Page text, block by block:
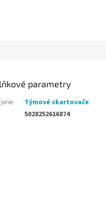
parametry
:
Týmové skartovače
5028252616874